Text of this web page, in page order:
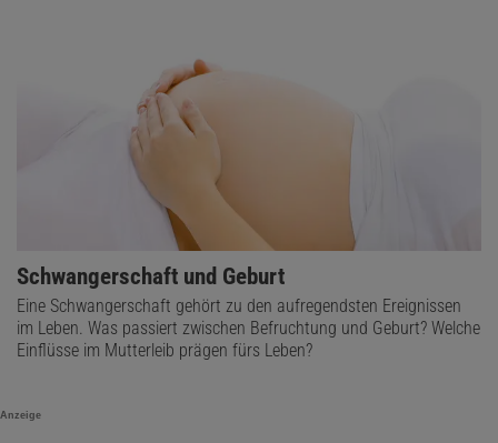
Schwangerschaft und Geburt
Eine Schwangerschaft gehört zu den aufregendsten Ereignissen
im Leben. Was passiert zwischen Befruchtung und Geburt? Welche
Einflüsse im Mutterleib prägen fürs Leben?
Anzeige